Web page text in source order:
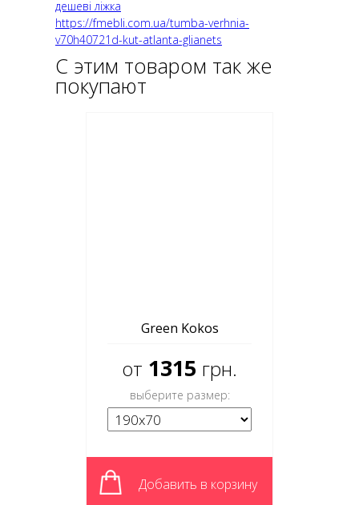
дешеві ліжка
https://fmebli.com.ua/tumba-verhnia-
v70h40721d-kut-atlanta-glianets
С этим товаром так же
покупают
Green Kokos
от 1315 грн.
выберите размер:
Добавить в корзину